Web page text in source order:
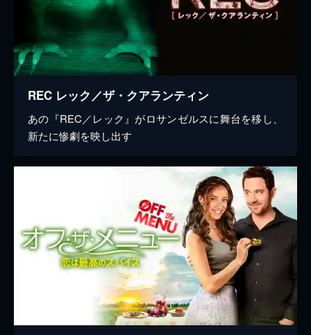
REC レック／ザ・クアランティン
あの『REC／レック』がロサンゼルスに舞台を移し、
新たに惨劇を映し出す